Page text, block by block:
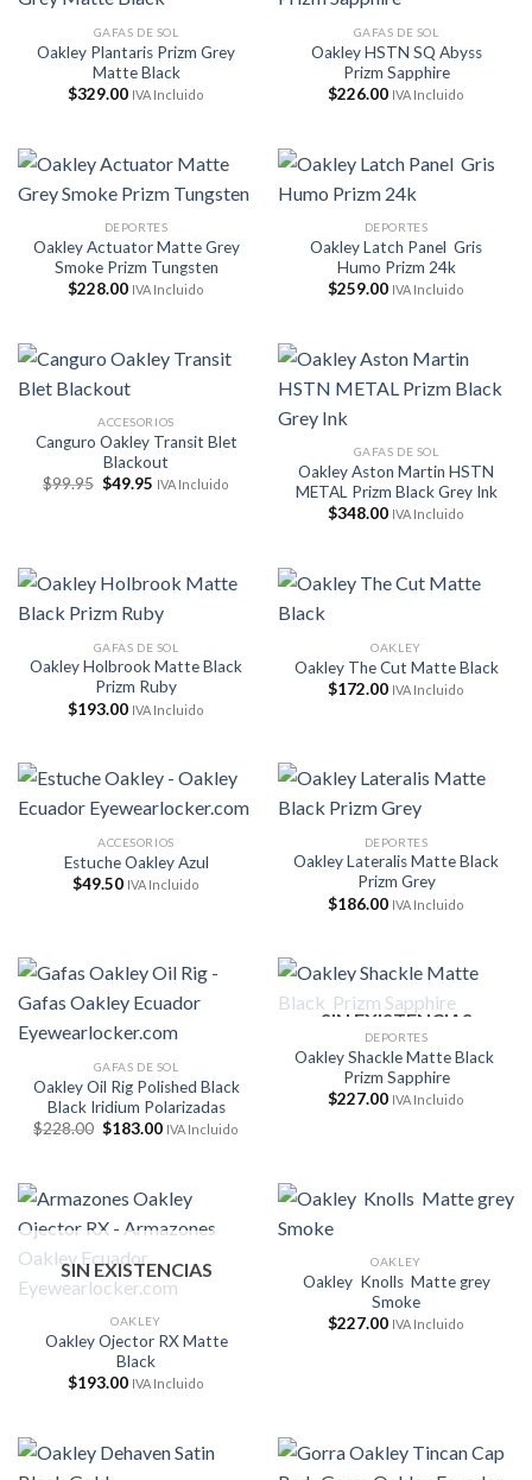
GAFAS DE SOL
Oakley Plantaris Prizm Grey
Matte Black
$329.00 IVA Incluido
GAFAS DE SOL
Oakley HSTN SQ Abyss
Prizm Sapphire
$226.00 IVA Incluido
DEPORTES
Oakley Actuator Matte Grey
Smoke Prizm Tungsten
$228.00 IVA Incluido
DEPORTES
Oakley Latch Panel Gris
Humo Prizm 24k
$259.00 IVA Incluido
ACCESORIOS
Canguro Oakley Transit Blet
Blackout
$99.95 El
$49.95 El
IVA Incluido
GAFAS DE SOL
Oakley Aston Martin HSTN
METAL Prizm Black Grey Ink
$348.00 IVA Incluido
GAFAS DE SOL
Oakley Holbrook Matte Black
Prizm Ruby
$193.00 IVA Incluido
OAKLEY
Oakley The Cut Matte Black
$172.00 IVA Incluido
ACCESORIOS
Estuche Oakley Azul
$49.50 IVA Incluido
DEPORTES
Oakley Lateralis Matte Black
Prizm Grey
$186.00 IVA Incluido
GAFAS DE SOL
Oakley Oil Rig Polished Black
Black Iridium Polarizadas
$228.00 El
$228.00.
$183.00El
$183.00.
IVA Incluido
SIN EXISTENCIAS
DEPORTES
Oakley Shackle Matte Black
Prizm Sapphire
$227.00 IVA Incluido
SIN EXISTENCIAS
OAKLEY
Oakley Ojector RX Matte
Black
$193.00 IVA Incluido
OAKLEY
Oakley Knolls Matte grey
Smoke
$227.00 IVA Incluido